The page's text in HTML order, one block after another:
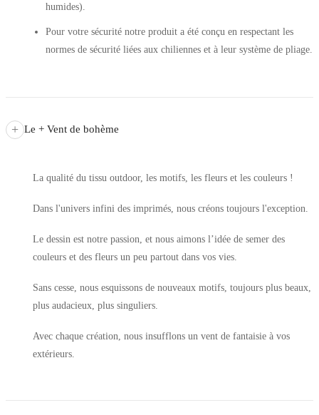
humides).
Pour votre sécurité notre produit a été conçu en respectant les
normes de sécurité liées aux chiliennes et à leur système de pliage.
+ Le + Vent de bohème
La qualité du tissu outdoor, les motifs, les fleurs et les couleurs !
Dans l'univers infini des imprimés, nous créons toujours l'exception.
Le dessin est notre passion, et nous aimons l’idée de semer des
couleurs et des fleurs un peu partout dans vos vies.
Sans cesse, nous esquissons de nouveaux motifs, toujours plus beaux,
plus audacieux, plus singuliers.
Avec chaque création, nous insufflons un vent de fantaisie à vos
extérieurs.